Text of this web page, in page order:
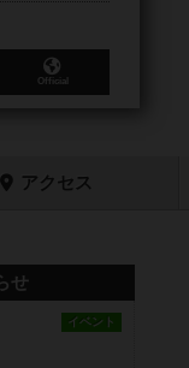
Official
アクセス
せ
イベント